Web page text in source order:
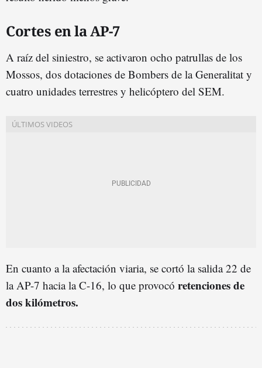
Cortes en la AP-7
A raíz del siniestro, se activaron ocho patrullas de los
Mossos, dos dotaciones de Bombers de la Generalitat y
cuatro unidades terrestres y helicóptero del SEM.
En cuanto a la afectación viaria, se cortó la salida 22 de
la AP-7 hacia la C-16, lo que provocó retenciones de
dos kilómetros.